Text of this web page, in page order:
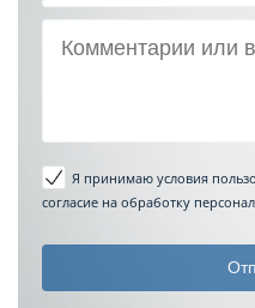
Я принимаю условия
согласие на обработку